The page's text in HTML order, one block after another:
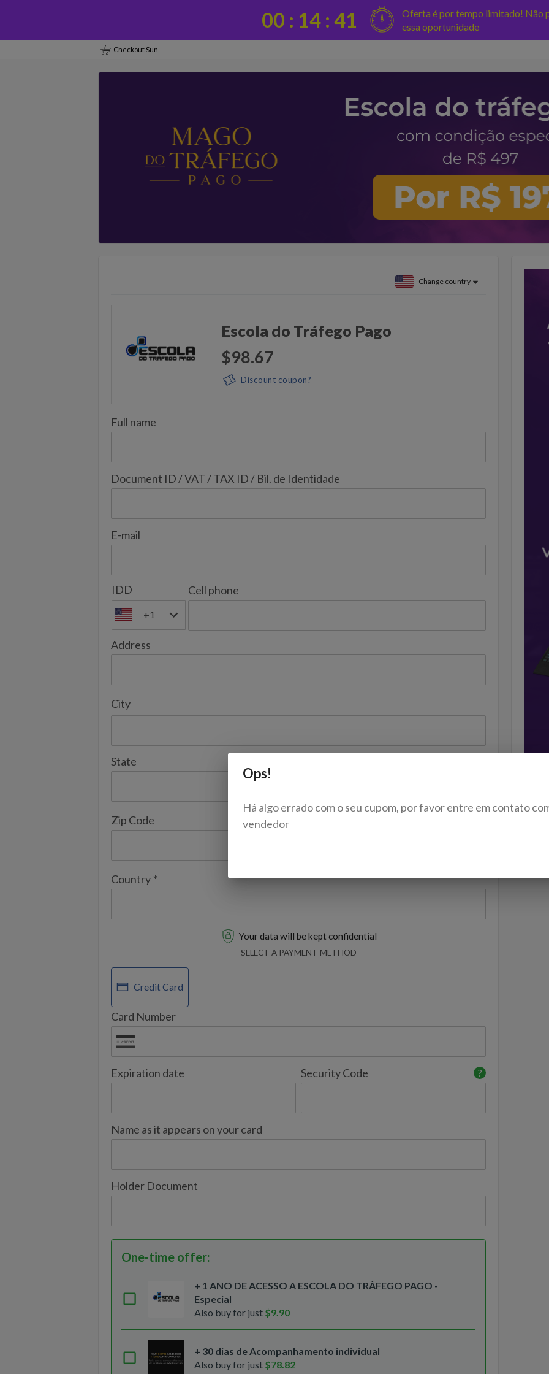
00 : 14: 41
Oferta é por tempo limitado! Não
essa oportunidade
Checkout Sun
Change country
Escola do Tráfego Pago
$98.67
Discount coupon?
Full name
Document ID / VAT / TAX ID / Bil. de Identidade
E-mail
IDD
+1
Cell phone
Address
City
State
Zip Code
Country *
Your data will be kept confidential
SELECT A PAYMENT METHOD
Credit Card
Card Number
Expiration date ?
Security Code
Name as it appears on your card
Holder Document
One-time offer:
+ 1 ANO DE ACESSO A ESCOLA DO TRÁFEGO PAGO -
Especial
Also buy for just $9.90
+ 30 dias de Acompanhamento individual
Also buy for just $78.82
Ops!
Há algo errado com o seu cupom, por favor entre em contato
vendedor